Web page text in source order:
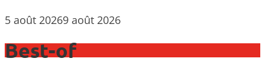
5 août 20269 août 2026
Best-of